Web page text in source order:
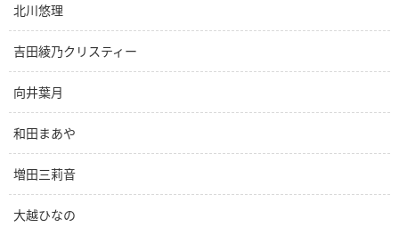
北川悠理
吉田綾乃クリスティー
向井葉月
和田まあや
増田三莉音
大越ひなの